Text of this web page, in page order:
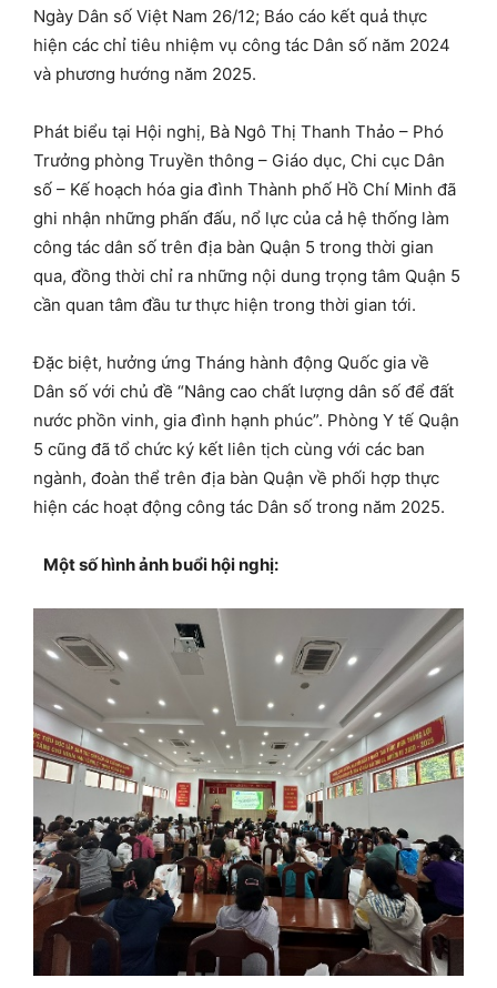
Ngày Dân số Việt Nam 26/12; Báo cáo kết quả thực
hiện các chỉ tiêu nhiệm vụ công tác Dân số năm 2024
và phương hướng năm 2025.
Phát biểu tại Hội nghị, Bà Ngô Thị Thanh Thảo – Phó
Trưởng phòng Truyền thông – Giáo dục, Chi cục Dân
số – Kế hoạch hóa gia đình Thành phố Hồ Chí Minh đã
ghi nhận những phấn đấu, nổ lực của cả hệ thống làm
công tác dân số trên địa bàn Quận 5 trong thời gian
qua, đồng thời chỉ ra những nội dung trọng tâm Quận 5
cần quan tâm đầu tư thực hiện trong thời gian tới.
Đặc biệt, hưởng ứng Tháng hành động Quốc gia về
Dân số với chủ đề “Nâng cao chất lượng dân số để đất
nước phồn vinh, gia đình hạnh phúc”. Phòng Y tế Quận
5 cũng đã tổ chức ký kết liên tịch cùng với các ban
ngành, đoàn thể trên địa bàn Quận về phối hợp thực
hiện các hoạt động công tác Dân số trong năm 2025.
Một số hình ảnh buổi hội nghị: